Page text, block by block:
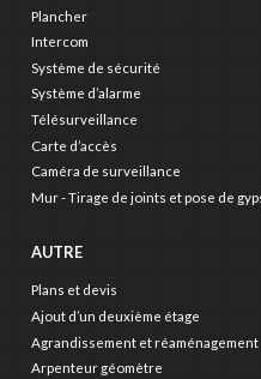
Plancher
Intercom
Système de sécurité
Système d’alarme
Télésurveillance
Carte d’accès
Caméra de surveillance
Mur - Tirage de joints et pose de
AUTRE
Plans et devis
Ajout d’un deuxième étage
Agrandissement et réaménagement
Arpenteur géomètre